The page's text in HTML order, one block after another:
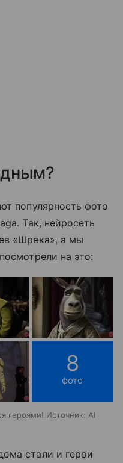
популярность фото
Так, нейросеть
«Шрека», а мы
на это:
8
фото
героями! Источник: AI
стали и герои